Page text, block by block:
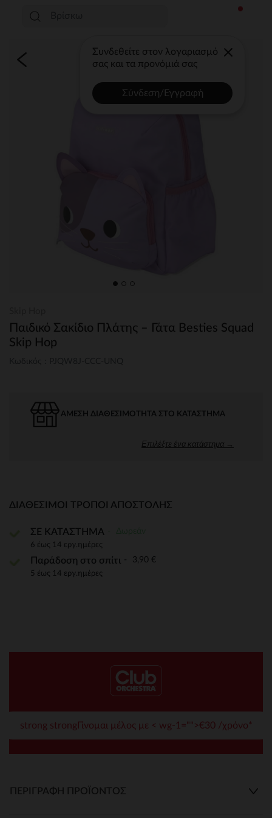
Συνδεθείτε στον λογαριασμό
σας και τα προνόμιά σας
Σύνδεση/Εγγραφή
Παιδικό Σακίδιο Πλάτης – Γάτα Besties Squad
Skip Hop
ΆΜΕΣΗ ΔΙΑΘΕΣΙΜΌΤΗΤΑ ΣΤΟ ΚΑΤΆΣΤΗΜΑ
Επιλέξτε ένα κατάστημα →
ΔΙΑΘΈΣΙΜΟΙ ΤΡΌΠΟΙ ΑΠΟΣΤΟΛΉΣ
ΣΕ ΚΑΤΑΣΤΗΜΑ
6 έως 14 εργ.ημέρες
Παράδοση στο σπίτι 3,90 €
5 έως 14 εργ.ημέρες
strong strongΓίνομαι μέλος με < wg-1="">€30 /χρόνο*
ΠΕΡΙΓΡΑΦΉ ΠΡΟΪΌΝΤΟΣ